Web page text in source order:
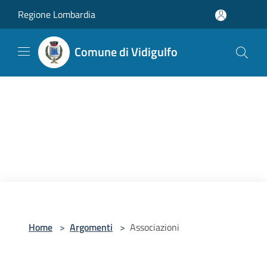
Regione Lombardia
Comune di Vidigulfo
Home > Argomenti > Associazioni